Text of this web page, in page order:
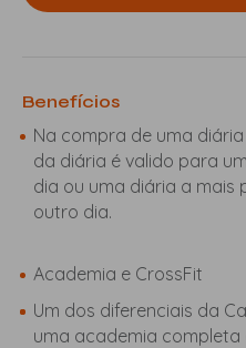
Benefícios
Na compra de uma
da diária é valido para
dia ou uma diária a mais
outro dia.
Academia e CrossFit
Um dos diferenciais da
uma academia completa